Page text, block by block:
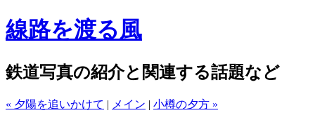
線路を渡る風
鉄道写真の紹介と関連する話題など
« 夕陽を追いかけて | メイン | 小樽の夕方 »